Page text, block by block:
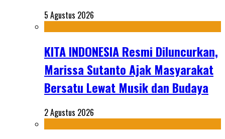
5 Agustus 2026
KITA INDONESIA Resmi Diluncurkan,
Marissa Sutanto Ajak Masyarakat
Bersatu Lewat Musik dan Budaya
2 Agustus 2026